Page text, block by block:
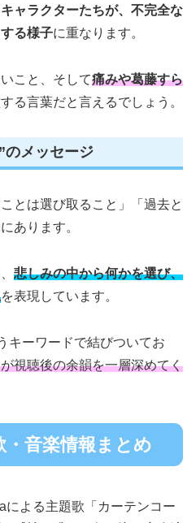
ャラクターたちが、不完全な
る様子に重なります。
こと、そして痛みや葛藤すら
る言葉だと言えるでしょう。
のメッセージ
とは選び取ること」「過去と
あります。
悲しみの中から何かを選び、
を表現しています。
キーワードで結びついてお
視聴後の余韻を一層深めてく
・音楽情報まとめ
による主題歌「カーテンコー